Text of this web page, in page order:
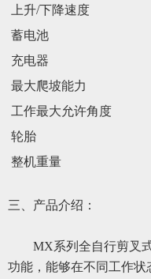
上升/下降速度
蓄电池
充电器
最大爬坡能力
工作最大允许角度
轮胎
整机重量
三、 产品介绍：
MX系列全自行剪叉
功能，能够在不同工作